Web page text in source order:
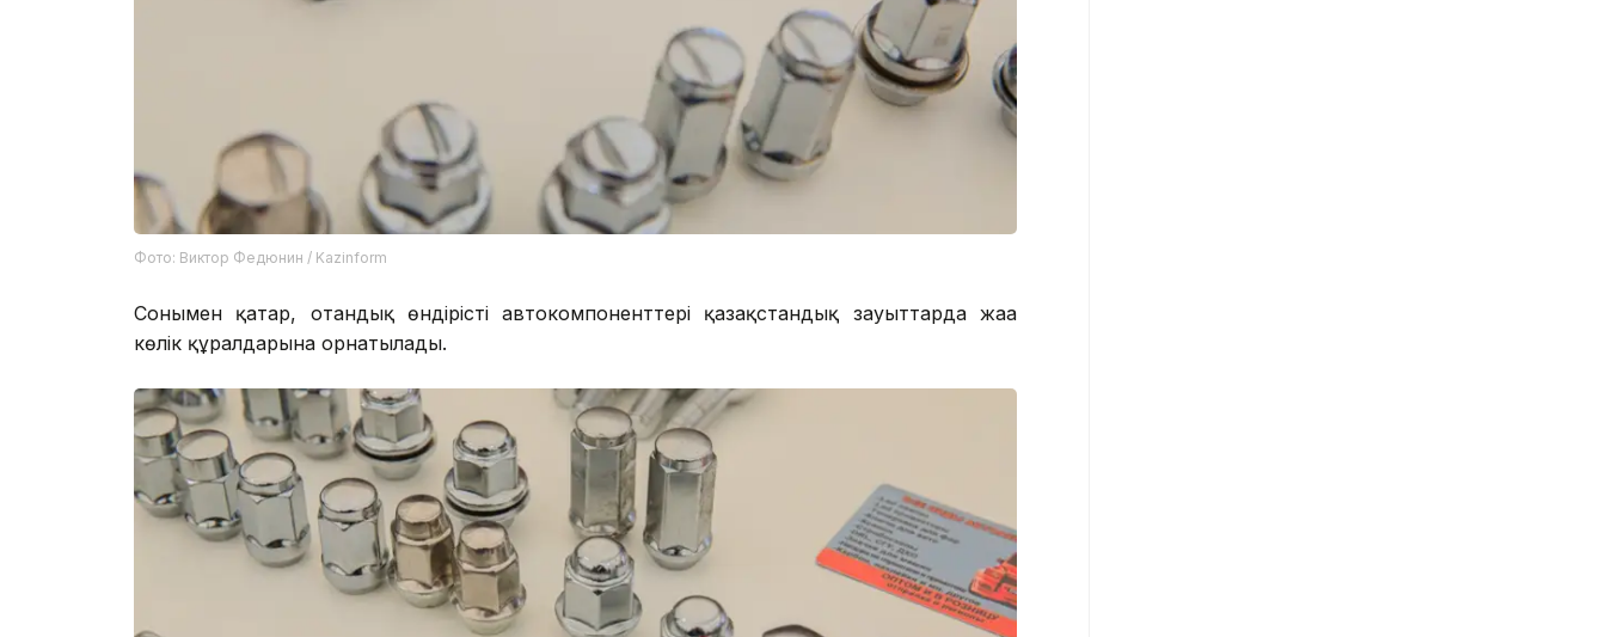
Фото: Виктор Федюнин / Kazinform
Сонымен қатар, отандық өндірістің автокомпоненттері қазақстандық зауыттарда жаңа
көлік құралдарына орнатылады.